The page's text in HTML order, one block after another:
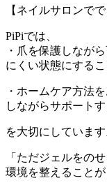
【ネイルサロンでで
PiPiでは、
・爪を保護しなが
にくい状態にするこ
・ホームケア方法
しながらサポート
を大切にしています
「ただジェルをの
環境を整えることが